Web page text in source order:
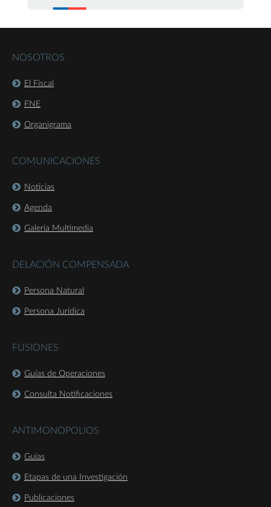
NOSOTROS
El Fiscal
FNE
Organigrama
COMUNICACIONES
Noticias
Agenda
Galería Multimedia
DELACIÓN COMPENSADA
Persona Natural
Persona Jurídica
FUSIONES
Guías de Operaciones
Consulta Notificaciones
ANTIMONOPOLIOS
Guías
Etapas de una Investigación
Publicaciones